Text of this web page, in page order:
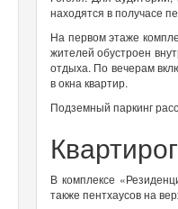
находятся в получасе
На первом этаже
жителей обустроен
отдыха. По вечерам
в окна квартир.
Подземный паркинг
В комплексе
также пентхаусов на